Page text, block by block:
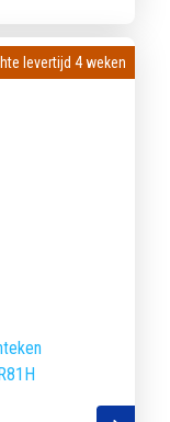
levertijd 4 weken
levertijd 4 weken